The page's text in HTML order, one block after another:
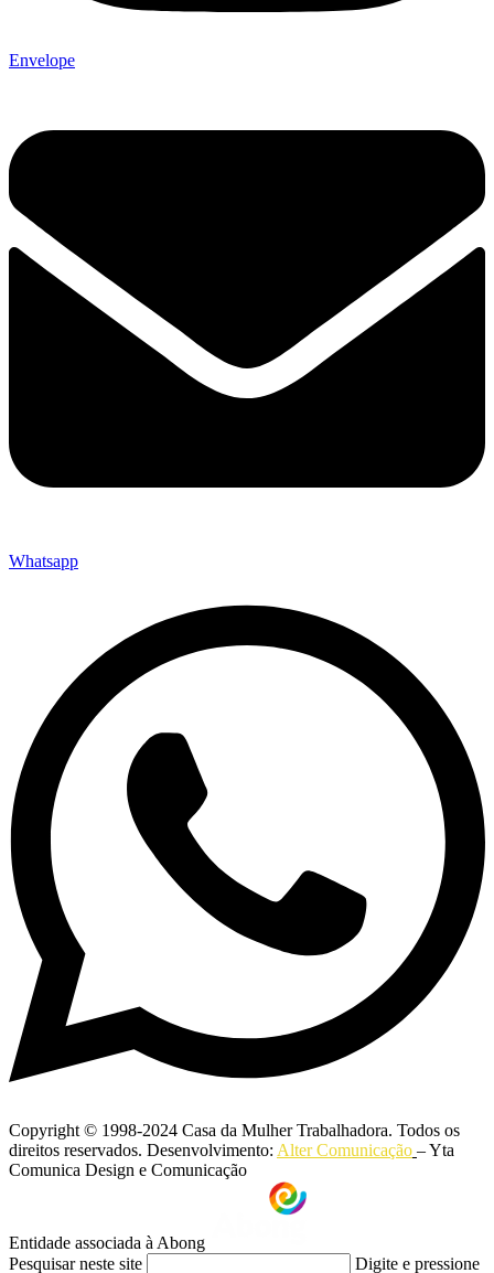
Envelope
Whatsapp
Copyright © 1998-2024 Casa da Mulher Trabalhadora. Todos os
direitos reservados. Desenvolvimento: Alter Comunicação – Yta
Comunica Design e Comunicação
Entidade associada à Abong
Pesquisar neste site
Digite e pressione